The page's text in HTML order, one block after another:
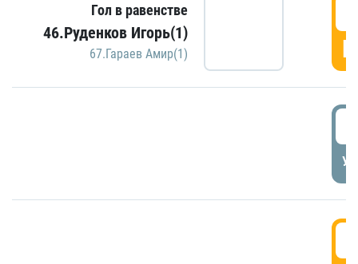
Гол в равенстве
46.Руденков Игорь(1)
67.Гараев Амир(1)